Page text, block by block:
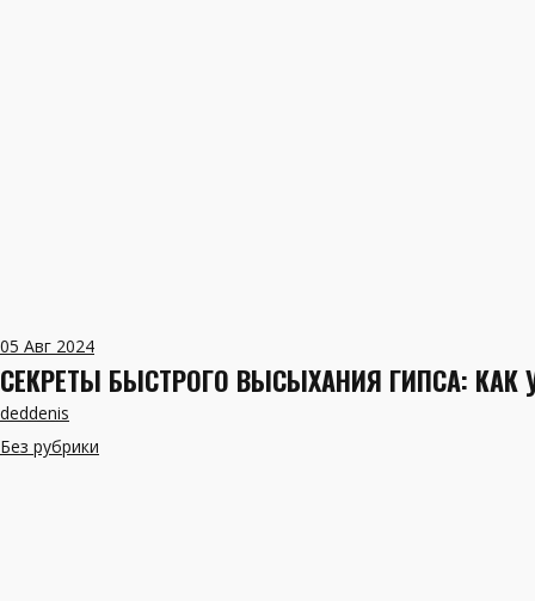
05 Авг 2024
СЕКРЕТЫ БЫСТРОГО ВЫСЫХАНИЯ ГИПСА: КАК
deddenis
Без рубрики